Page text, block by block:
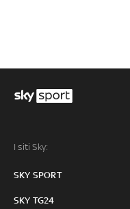
I siti Sky:
SKY SPORT
SKY TG24